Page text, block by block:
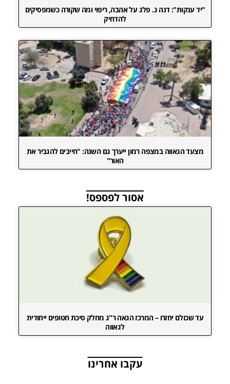
"יד ענקות": דנה ג. פלג על אהבה, ריפוי ומה שקורה כשמפסיקים
להדחיק
מצעד הגאווה במצפה רמון ייערך גם השנה: "חייבים להגביר את
האור"
אסור לפספס!
עד שכולם יחזרו – המרכז הגאה ר"ג מחלק סיכת חטופים ייחודית
לגאווה
עקבו אחרינו